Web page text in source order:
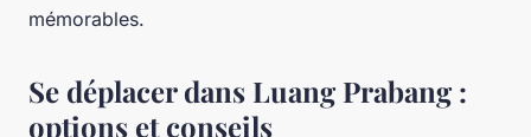
mémorables.
Se déplacer dans Luang Prabang :
options et conseils